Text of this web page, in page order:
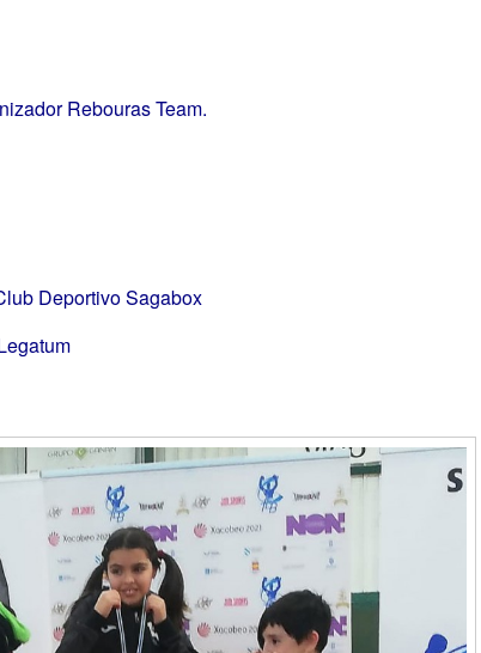
Rebouras Team.
Deportivo Sagabox